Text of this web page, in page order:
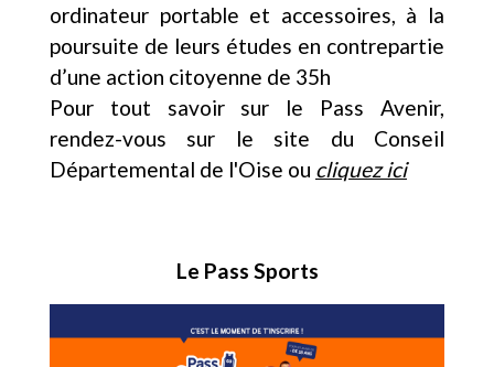
ordinateur portable et accessoires, à la
poursuite de leurs études en contrepartie
d’une action citoyenne de 35h
Pour tout savoir sur le Pass Avenir,
rendez-vous sur le site du Conseil
Départemental de l'Oise ou cliquez ici
Le Pass Sports